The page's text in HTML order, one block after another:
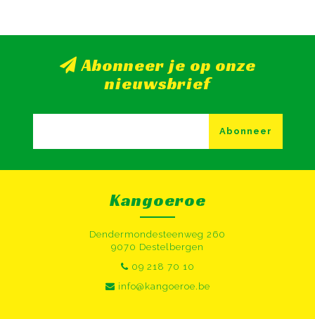
Abonneer je op onze
nieuwsbrief
Abonneer
Kangoeroe
Dendermondesteenweg 260
9070 Destelbergen
09 218 70 10
info@kangoeroe.be